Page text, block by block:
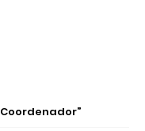
Coordenador